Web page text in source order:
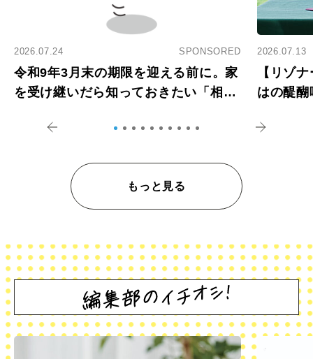
2026.07.24 SPONSORED
令和9年3月末の期限を迎える前に。家
を受け継いだら知っておきたい「相続
2026.07.13
【リゾ
はの醍
もっと見る